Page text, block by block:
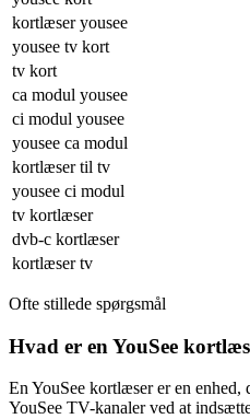
kortlæser yousee
yousee tv kort
tv kort
ca modul yousee
ci modul yousee
yousee ca modul
kortlæser til tv
yousee ci modul
tv kortlæser
dvb-c kortlæser
kortlæser tv
Ofte stillede spørgsmål
Hvad er en YouSee
En YouSee kortlæser er en
YouSee TV-kanaler ved at